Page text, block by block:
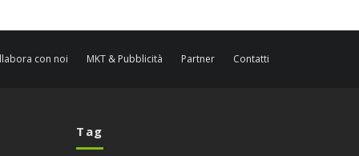
con noi MKT & Pubblicità Partner Contatti
Tag